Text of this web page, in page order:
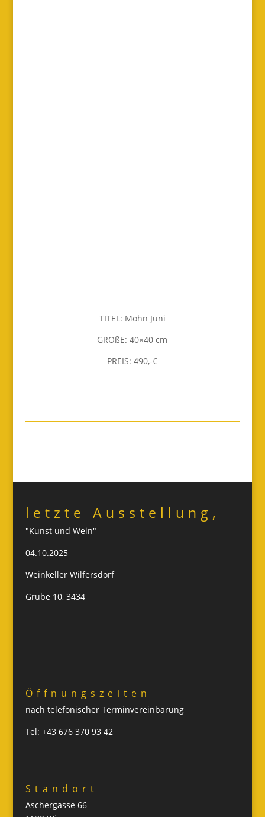
TITEL: Mohn Juni
GRÖßE: 40×40 cm
PREIS: 490,-€
letzte Ausstellung,
"Kunst und Wein"
04.10.2025
Weinkeller Wilfersdorf
Grube 10, 3434
Öffnungszeiten
nach telefonischer Terminvereinbarung
Tel: +43 676 370 93 42
Standort
Aschergasse 66